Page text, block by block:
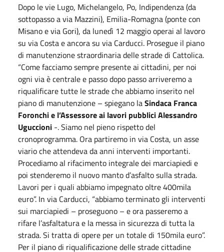
Dopo le vie Lugo, Michelangelo, Po, Indipendenza (da
sottopasso a via Mazzini), Emilia-Romagna (ponte con
Misano e via Gori), da lunedì 12 maggio operai al lavoro
su via Costa e ancora su via Carducci. Prosegue il piano
di manutenzione straordinaria delle strade di Cattolica.
“Come facciamo sempre presente ai cittadini, per noi
ogni via è centrale e passo dopo passo arriveremo a
riqualificare tutte le strade che abbiamo inserito nel
piano di manutenzione – spiegano laSindaca Franca
Foronchi e l’Assessore ai lavori pubblici Alessandro
Uguccioni -. Siamo nel pieno rispetto del
cronoprogramma. Ora partiremo in via Costa, un asse
viario che attendeva da anni interventi importanti.
Procediamo al rifacimento integrale dei marciapiedi e
poi stenderemo il nuovo manto d’asfalto sulla strada.
Lavori per i quali abbiamo impegnato oltre 400mila
euro”. In via Carducci, “abbiamo terminato gli interventi
sui marciapiedi – proseguono – e ora passeremo a
rifare l’asfaltatura e la messa in sicurezza di tutta la
strada. Si tratta di opere per un totale di 150mila euro”.
Per il piano di riqualificazione delle strade cittadine